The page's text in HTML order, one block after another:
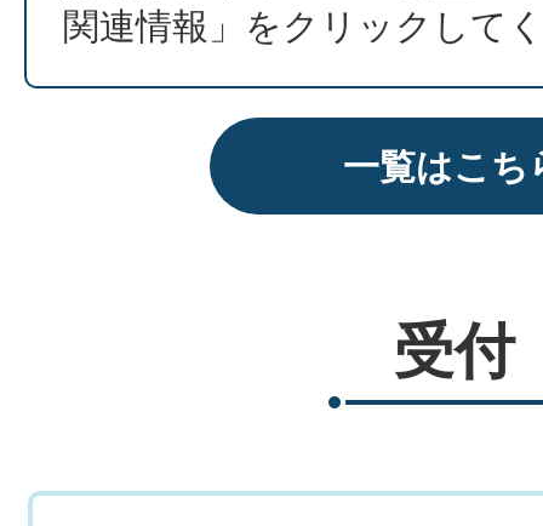
関連情報」をクリックして
一覧はこち
受付